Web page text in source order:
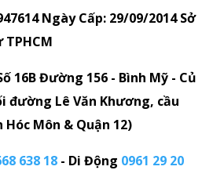
Ngày Cấp: 29/09/2014 Sở
16B Đường 156 - Bình Mỹ - Củ
đường Lê Văn Khương, cầu
Môn & Quận 12)
638 18 - Di Động 0961 29 20